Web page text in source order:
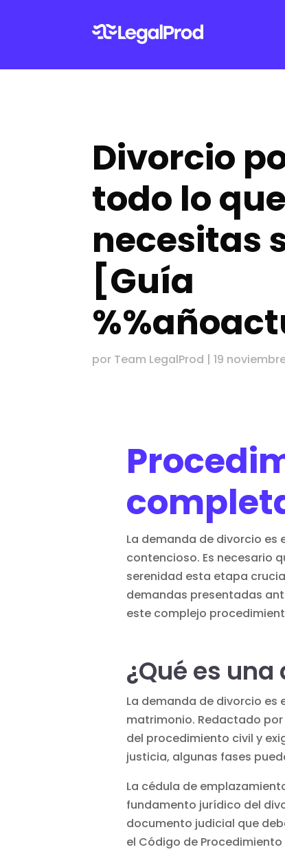
Divorcio
todo lo que
necesitas
[Guía
por Team LegalProd |19
La demanda de divorcio
contencioso. Es necesario
serenidad esta etapa
demandas presentadas
este complejo
¿Qué es
La demanda de divorcio
matrimonio. Redactado
del procedimiento civil y
justicia, algunas fases
La cédula de
fundamento jurídico del
documento judicial que
el Código de Procedimiento